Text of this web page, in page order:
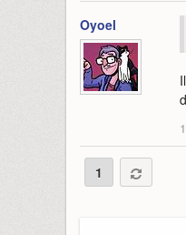
Oyoel
1